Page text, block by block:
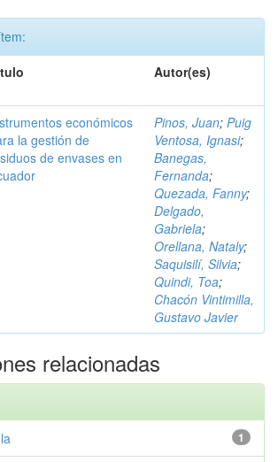
Autor(es)
económicos
la gestión de
de envases en
Pinos, Juan; Puig
Ventosa, Ignasi;
Banegas,
Fernanda;
Quezada, Fanny;
Delgado,
Gabriela;
Orellana, Nataly;
Saquisilí, Silvia;
Quindi, Toa;
Chacón Vintimilla,
Gustavo Javier
relacionadas
1